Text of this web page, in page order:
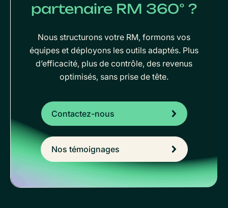
partenaire RM 360° ?
Nous structurons votre RM, formons vos
équipes et déployons les outils adaptés. Plus
d’efficacité, plus de contrôle, des revenus
optimisés, sans prise de tête.
Contactez-nous
Nos témoignages